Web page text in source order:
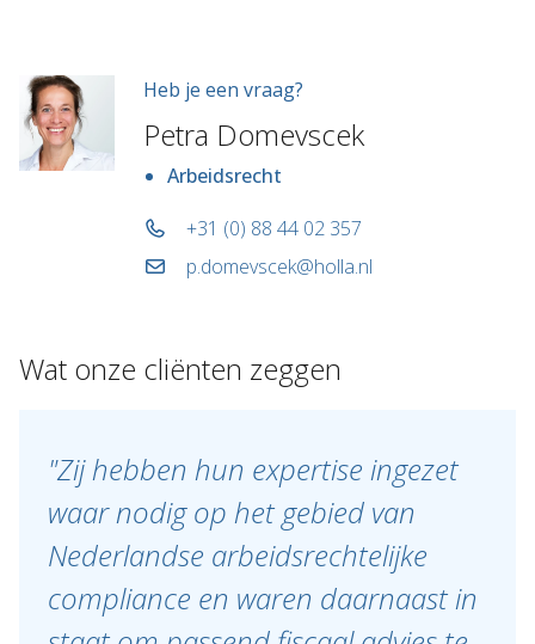
Heb je een vraag?
Petra Domevscek
Arbeidsrecht
+31 (0) 88 44 02 357
p.domevscek@holla.nl
Wat onze cliënten zeggen
"Zij hebben hun expertise ingezet
waar nodig op het gebied van
Nederlandse arbeidsrechtelijke
compliance en waren daarnaast in